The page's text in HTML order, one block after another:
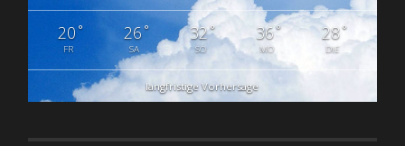
20°
FR
26°
SA
32°
SO
36°
MO
28°
DIE
langfristige Vorhersage